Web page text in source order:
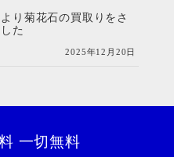
り菊花石の買取りをさ
た
2025年12月20日
一切無料